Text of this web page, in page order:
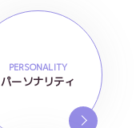
PERSONALITY
パーソナリティ